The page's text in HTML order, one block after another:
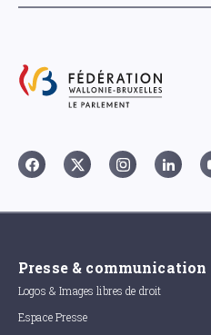
Presse & communication
Logos & Images libres de droit
Espace Presse